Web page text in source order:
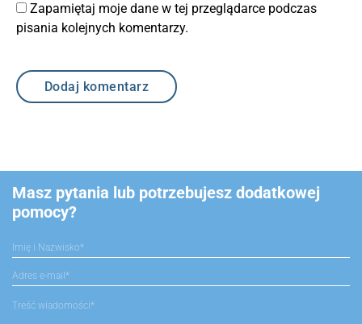
Zapamiętaj moje dane w tej przeglądarce podczas
pisania kolejnych komentarzy.
Masz pytania lub potrzebujesz dodatkowej
pomocy?